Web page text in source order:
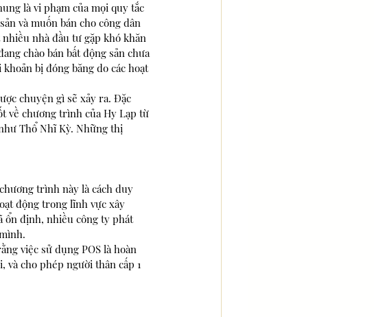
là vi phạm của mọi quy tắc
và muốn bán cho công dân
nhà đầu tư gặp khó khăn
chào bán bất động sản chưa
bị đóng băng do các hoạt
chuyện gì sẽ xảy ra. Đặc
về chương trình của Hy Lạp từ
Thổ Nhĩ Kỳ. Những thị
trình này là cách duy
động trong lĩnh vực xây
ổn định, nhiều công ty phát
việc sử dụng POS là hoàn
và cho phép người thân cấp 1